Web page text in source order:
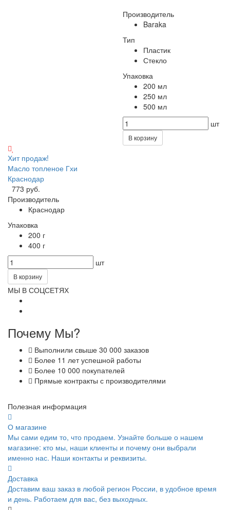
Производитель
Baraka
Тип
Пластик
Стекло
Упаковка
200 мл
250 мл
500 мл
шт
В корзину
Хит продаж!
Масло топленое Гхи
Краснодар
773 руб.
Производитель
Краснодар
Упаковка
200 г
400 г
шт
В корзину
МЫ В СОЦСЕТЯХ
Почему Мы?
Выполнили свыше 30 000 заказов
Более 11 лет успешной работы
Более 10 000 покупателей
Прямые контракты с производителями
Полезная информация
О магазине
Мы сами едим то, что продаем. Узнайте больше о нашем
магазине: кто мы, наши клиенты и почему они выбрали
именно нас. Наши контакты и реквизиты.
Доставка
Доставим ваш заказ в любой регион России, в удобное время
и день. Работаем для вас, без выходных.